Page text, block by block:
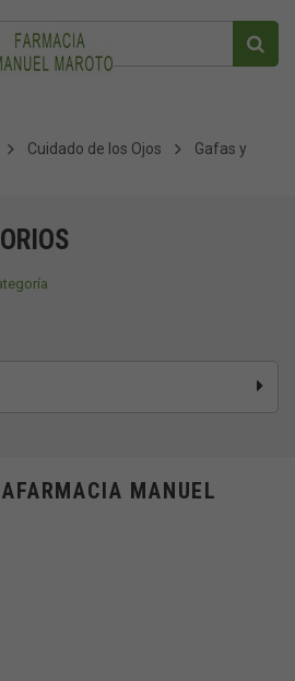
Cuidado de los Ojos
Gafas y
MANUEL